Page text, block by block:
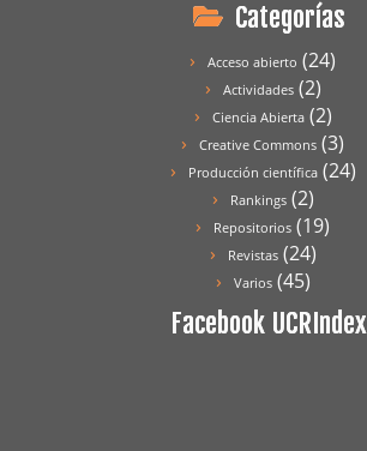
Categorías
Acceso abierto (24)
Actividades(2)
Ciencia Abierta(2)
Creative Commons (3)
Producción científica(24)
Rankings(2)
Repositorios (19)
Revistas(24)
Varios(45)
Facebook UCRIndex